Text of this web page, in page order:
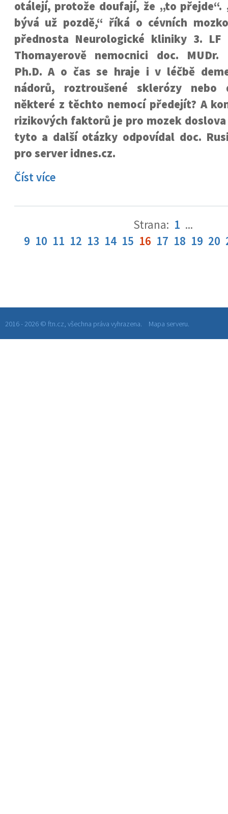
otálejí, protože doufají, že „to přejde“.
bývá už pozdě,“ říká o cévních
přednosta Neurologické kliniky 3.
Thomayerově nemocnici doc. MUDr.
Ph.D. A o čas se hraje i v léčbě
nádorů, roztroušené sklerózy nebo
některé z těchto nemocí předejít? A
rizikových faktorů je pro mozek
tyto a další otázky odpovídal doc.
pro server idnes.cz.
Číst více
Strana: 1 ...
9 10 11 12 13 14 15 16 17 18 19 20
2016 - 2026 © ftn.cz, všechna práva vyhrazena. Mapa serveru.